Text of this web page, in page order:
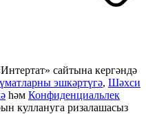
сайтына кергәндә
эшкәртүгә, Шәхси
һәм Конфиденциальлек
куллануга ризалашасыз